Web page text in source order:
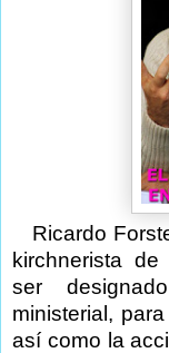
Ricardo
kirchnerista de
ser
ministerial,
así como la